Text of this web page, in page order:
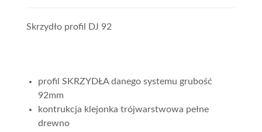
Skrzydło profil DJ 92
profil SKRZYDŁA danego systemu grubość
92mm
kontrukcja klejonka trójwarstwowa pełne
drewno